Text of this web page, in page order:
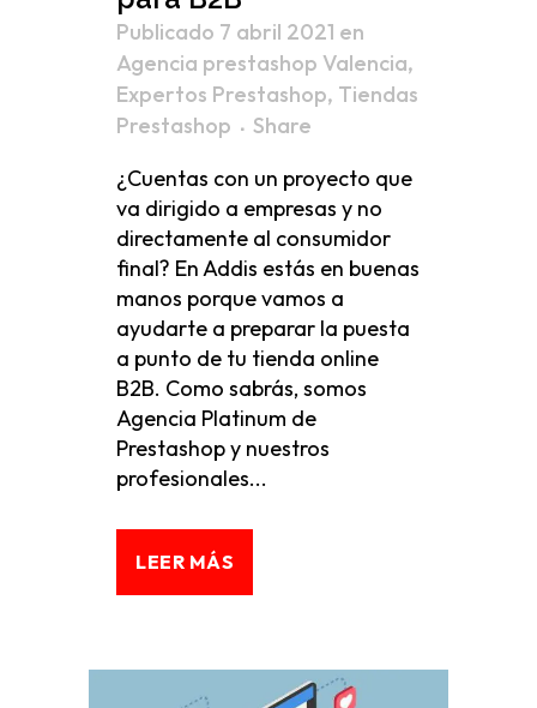
Publicado 7 abril 2021 en
Agencia prestashop Valencia,
Expertos Prestashop, Tiendas
Prestashop
Share
¿Cuentas con un proyecto que
va dirigido a empresas y no
directamente al consumidor
final? En Addis estás en buenas
manos porque vamos a
ayudarte a preparar la puesta
a punto de tu tienda online
B2B. Como sabrás, somos
Agencia Platinum de
Prestashop y nuestros
profesionales...
LEER MÁS